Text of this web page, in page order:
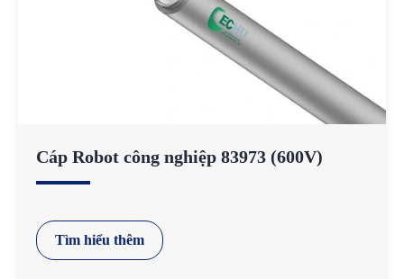
Cáp Robot công nghiệp 83973 (600V)
Tìm hiểu thêm